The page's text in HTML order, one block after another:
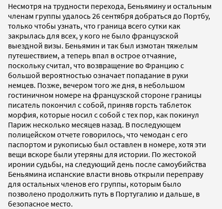
Несмотря на трудности перехода, Беньямину и остальным
членам группы удалось 26 сентября добраться до Портбу,
только чтобы узнать, что граница всего сутки как
закрылась для всех, у кого не было французской
выездной визы. Беньямин и так был измотан тяжелым
путешествием, а теперь впал в острое отчаяние,
поскольку считал, что возвращение во Францию с
большой вероятностью означает попадание в руки
немцев. Позже, вечером того же дня, в небольшом
гостиничном номере на французской стороне границы
писатель покончил с собой, приняв горсть таблеток
морфия, которые носил с собой с тех пор, как покинул
Париж несколько месяцев назад. В последующем
полицейском отчете говорилось, что чемодан с его
паспортом и рукописью был оставлен в номере, хотя эти
вещи вскоре были утеряны для истории. По жестокой
иронии судьбы, на следующий день после самоубийства
Беньямина испанские власти вновь открыли переправу
для остальных членов его группы, которым было
позволено продолжить путь в Португалию и дальше, в
безопасное место.